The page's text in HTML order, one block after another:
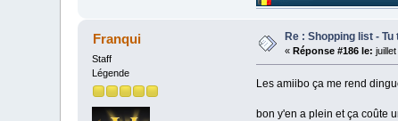
Franqui
Staff
Légende
Re : Shopping list -
«Réponse #186 le:
Les amiibo ça me rend
bon y'en a plein et ça coûte